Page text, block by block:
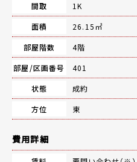
間取
1K
面積
26.15㎡
部屋階数
4階
部屋/区画番号
401
状態
成約
方位
東
費用詳細